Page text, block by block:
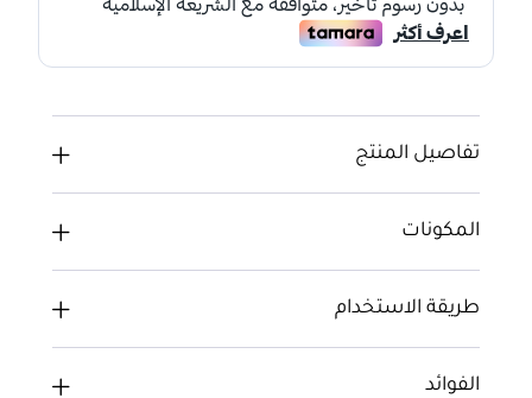
تفاصيل المنتج
المكونات
طريقة الاستخدام
الفوائد